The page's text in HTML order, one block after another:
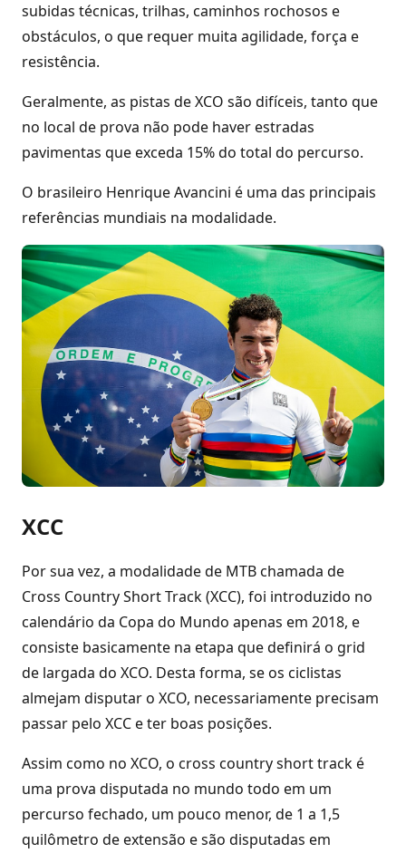
subidas técnicas, trilhas, caminhos rochosos e
obstáculos, o que requer muita agilidade, força e
resistência.
Geralmente, as pistas de XCO são difíceis, tanto que
no local de prova não pode haver estradas
pavimentas que exceda 15% do total do percurso.
O brasileiro Henrique Avancini é uma das principais
referências mundiais na modalidade.
XCC
Por sua vez, a modalidade de MTB chamada de
Cross Country Short Track (XCC), foi introduzido no
calendário da Copa do Mundo apenas em 2018, e
consiste basicamente na etapa que definirá o grid
de largada do XCO. Desta forma, se os ciclistas
almejam disputar o XCO, necessariamente precisam
passar pelo XCC e ter boas posições.
Assim como no XCO, o cross country short track é
uma prova disputada no mundo todo em um
percurso fechado, um pouco menor, de 1 a 1,5
quilômetro de extensão e são disputadas em